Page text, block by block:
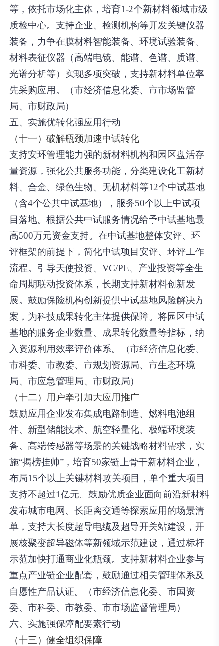
等，依托市场化主体，培育1-2个新材料领域市级
质检中心。支持企业、检测机构等开发关键仪器
装备，力争在膜材料智能装备、环境试验装备、
材料表征仪器（高端电镜、能谱、色谱、质谱、
光谱分析等）实现多项突破，支持新材料单位率
先采购应用。（市经济信息化委、市市场监管
局、市财政局）
五、实施优转化强应用行动
（十一）破解瓶颈加速中试转化
支持安环管理能力强的新材料机构和园区盘活存
量资源，强化公共服务功能，分类建设化工新材
料、合金、绿色生物、无机材料等12个中试基地
（含4个公共中试基地）
，服务50个以上中试项
目落地。根据公共中试服务情况给予中试基地最
高500万元资金支持。在中试基地整体安评、环
评框架的前提下，简化中试项目安评、环评工作
流程。引导天使投资、VC/PE、产业投资等全生
命周期联动投资体系，长期支持新材料创新发
展。鼓励保险机构创新提供中试基地风险解决方
案，为科技成果转化主体提供保障。将园区中试
基地的服务企业数量、成果转化数量等指标，纳
入资源利用效率评价体系。（市经济信息化委、
市科委、市教委、市规划资源局、市生态环境
局、市应急管理局、市财政局）
（十二）用户牵引加大应用推广
鼓励应用企业发布集成电路制造、燃料电池组
件、新型储能技术、航空轻量化、极端环境装
备、高端传感器等场景的关键战略材料需求，实
施“揭榜挂帅”，培育50家链上骨干新材料企业，
布局15个以上关键材料攻关项目，单个重大项目
支持不超过1亿元。鼓励优质企业面向前沿新材料
发布城市电网、长距离交通等探索应用的场景清
单，支持大长度超导电缆及超导开关站建设，开
展核聚变超导磁体等新领域示范建设，通过标杆
示范加快打通商业化瓶颈。支持新材料企业参与
重点产业链企业配套，鼓励通过相关管理体系及
自愿性产品认证。（市经济信息化委、市国资
委、市科委、市教委、市市场监督管理局）
六、实施强保障配要素行动
（十三）健全组织保障